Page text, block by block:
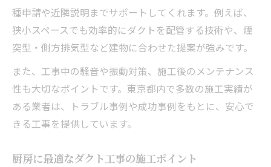
種申請や近隣説明までサポートしてくれます。例えば、
狭小スペースでも効率的にダクトを配管する技術や、煙
突型・側方排気型など建物に合わせた提案が強みです。
また、工事中の騒音や振動対策、施工後のメンテナンス
性も大切なポイントです。東京都内で多数の施工実績が
ある業者は、トラブル事例や成功事例をもとに、安心で
きる工事を提供しています。
厨房に最適なダクト工事の施工ポイント